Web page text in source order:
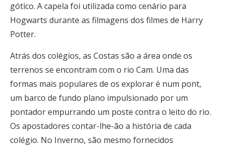
gótico. A capela foi utilizada como cenário para
Hogwarts durante as filmagens dos filmes de Harry
Potter.
Atrás dos colégios, as Costas são a área onde os
terrenos se encontram com o rio Cam. Uma das
formas mais populares de os explorar é num pont,
um barco de fundo plano impulsionado por um
pontador empurrando um poste contra o leito do rio.
Os apostadores contar-lhe-ão a história de cada
colégio. No Inverno, são mesmo fornecidos